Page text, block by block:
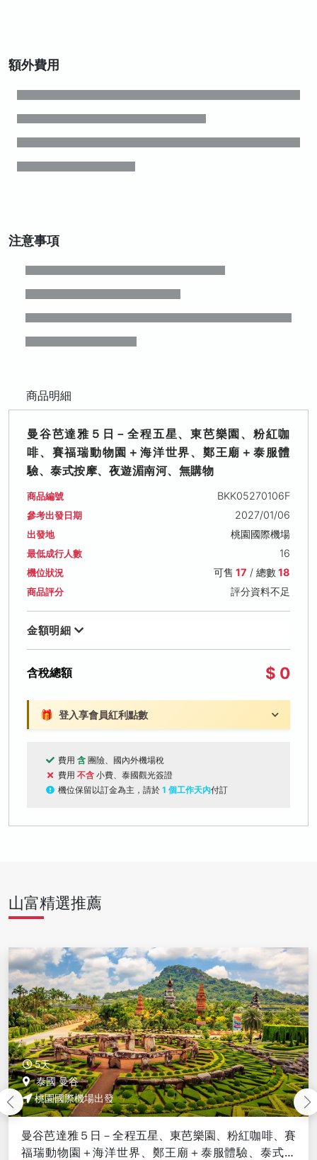
額外費用
注意事項
商品明細
曼谷芭達雅５日－全程五星、東芭樂園、粉紅咖
啡、賽福瑞動物園＋海洋世界、鄭王廟＋泰服體
驗、泰式按摩、夜遊湄南河、無購物
商品編號 BKK05270106F
參考出發日期 2027/01/06
出發地 桃園國際機場
最低成行人數 16
機位狀況 可售 17 / 總數18
商品評分 評分資料不足
金額明細
含稅總額 $ 0
🎁 登入享會員紅利點數
費用 含 團險、國內外機場稅
費用 不含 小費、泰國觀光簽證
機位保留以訂金為主，請於 1 個工作天內付訂
山富精選推薦
5天
泰國 曼谷
桃園國際機場出發
曼谷芭達雅５日－全程五星、東芭樂園、粉紅咖啡、賽
福瑞動物園＋海洋世界、鄭王廟＋泰服體驗、泰式按